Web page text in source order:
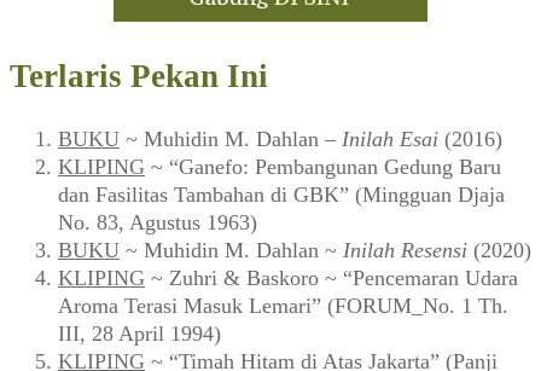
Terlaris Pekan Ini
BUKU ~ Muhidin M. Dahlan – Inilah Esai (2016)
KLIPING ~ “Ganefo: Pembangunan Gedung Baru
dan Fasilitas Tambahan di GBK” (Mingguan Djaja
No. 83, Agustus 1963)
BUKU ~ Muhidin M. Dahlan ~ Inilah Resensi (2020)
KLIPING ~ Zuhri & Baskoro ~ “Pencemaran Udara
Aroma Terasi Masuk Lemari” (FORUM_No. 1 Th.
III, 28 April 1994)
KLIPING ~ “Timah Hitam di Atas Jakarta” (Panji